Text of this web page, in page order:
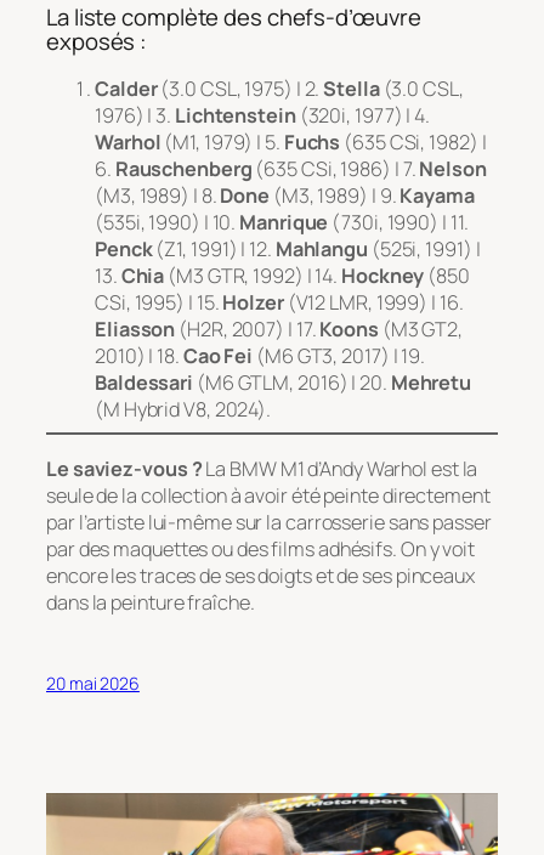
La liste complète des chefs-d’œuvre
exposés :
Calder(3.0 CSL, 1975) | 2.Stella(3.0 CSL,
1976) | 3. Lichtenstein(320i, 1977) | 4.
Warhol (M1, 1979) | 5. Fuchs (635 CSi, 1982) |
6. Rauschenberg (635 CSi, 1986) | 7.Nelson
(M3, 1989) | 8.Done (M3, 1989) | 9.Kayama
(535i, 1990) | 10. Manrique (730i, 1990) | 11.
Penck(Z1, 1991) | 12. Mahlangu (525i, 1991) |
13.Chia (M3 GTR, 1992) | 14. Hockney (850
CSi, 1995) | 15.Holzer(V12 LMR, 1999) | 16.
Eliasson (H2R, 2007) | 17.Koons (M3 GT2,
2010) | 18.Cao Fei (M6 GT3, 2017) | 19.
Baldessari (M6 GTLM, 2016) | 20. Mehretu
(M Hybrid V8, 2024).
Le saviez-vous ?La BMW M1 d’Andy Warhol est la
seule de la collection à avoir été peinte directement
par l’artiste lui-même sur la carrosserie sans passer
par des maquettes ou des films adhésifs. On y voit
encore les traces de ses doigts et de ses pinceaux
dans la peinture fraîche.
20 mai 2026